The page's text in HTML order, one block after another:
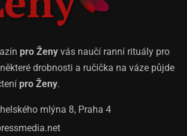
pro Ženy vás naučí ranní rituály pro
drobnosti a ručička na váze půjde
pro Ženy.
mlýna 8, Praha 4